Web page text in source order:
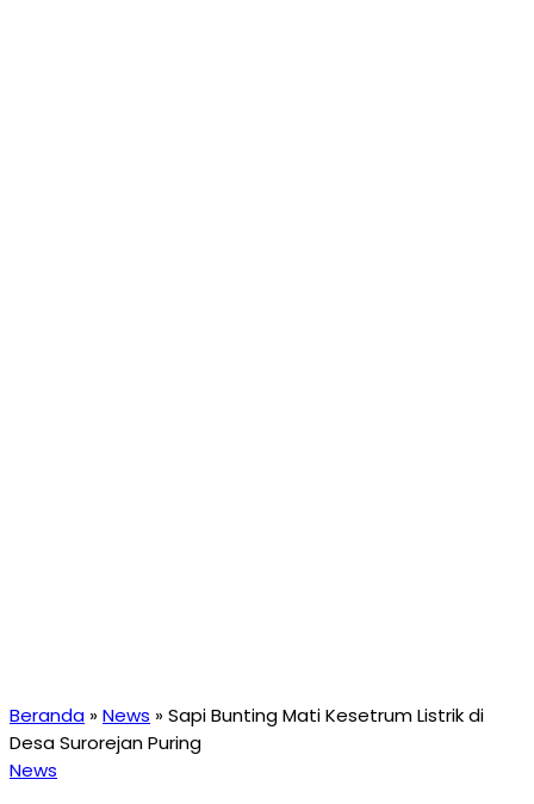
Beranda »News »Sapi Bunting Mati Kesetrum Listrik di
Desa Surorejan Puring
News